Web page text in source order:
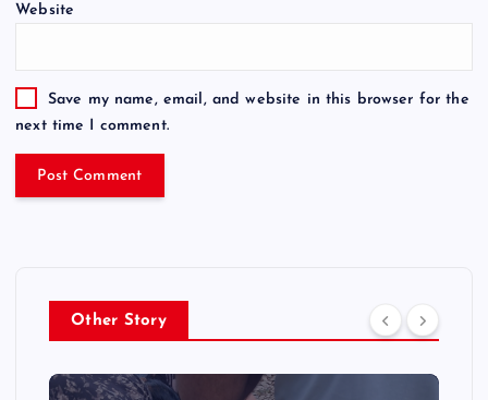
Website
Save my name, email, and website in this browser for the
next time I comment.
Other Story